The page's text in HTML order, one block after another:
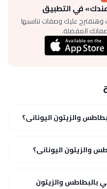
في التطبيق
عليك وصفات تناسبها
المفضلة.
والزيتون اليونانى؟
والزيتون اليونانى؟
والزيتون